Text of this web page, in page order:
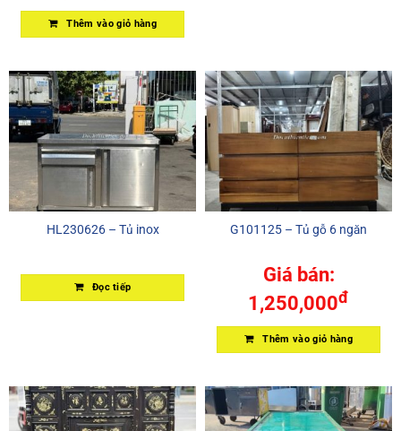
Thêm vào giỏ hàng
HL230626 – Tủ inox
Đọc tiếp
G101125 – Tủ gỗ 6 ngăn
Giá bán:
1,250,000đ
Thêm vào giỏ hàng